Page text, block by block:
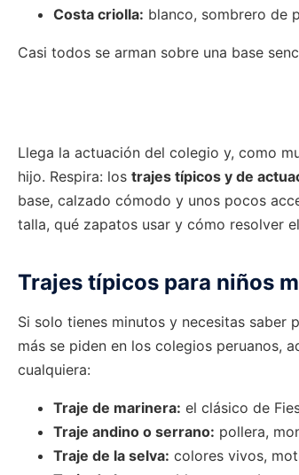
Costa criolla: blanco, sombrero de
Casi todos se arman sobre una base
Llega la actuación del colegio y, como
hijo. Respira: los trajes típicos y de
base, calzado cómodo y unos pocos
talla, qué zapatos usar y cómo resolver
Trajes típicos para niños
Si solo tienes minutos y necesitas saber
más se piden en los colegios peruanos,
cualquiera:
Traje de marinera: el clásico de
Traje andino o serrano: pollera,
Traje de la selva: colores vivos,